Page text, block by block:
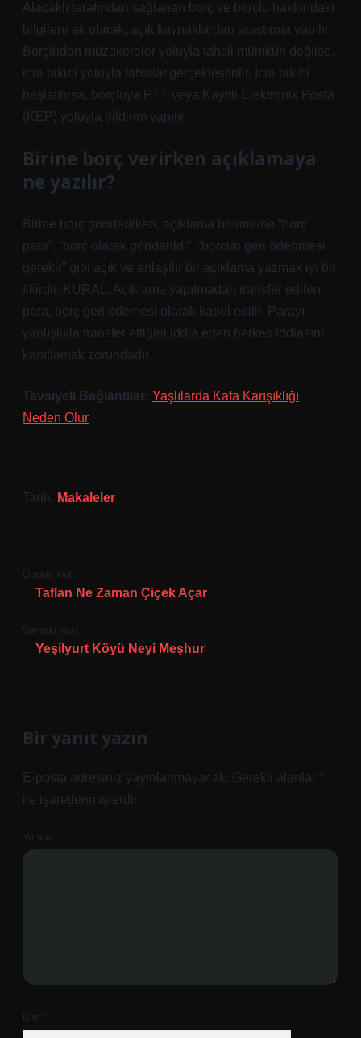
Alacaklı tarafından sağlanan borç ve borçlu hakkındaki
bilgilere ek olarak, açık kaynaklardan araştırma yapılır.
Borçludan müzakereler yoluyla tahsil mümkün değilse,
icra takibi yoluyla tahsilat gerçekleştirilir. İcra takibi
başlatılırsa, borçluya PTT veya Kayıtlı Elektronik Posta
(KEP) yoluyla bildirim yapılır.
Birine borç verirken açıklamaya
ne yazılır?
Birine borç gönderirken, açıklama bölümüne “borç
para”, “borç olarak gönderildi”, “borcun geri ödenmesi
gerekir” gibi açık ve anlaşılır bir açıklama yazmak iyi bir
fikirdir. KURAL: Açıklama yapılmadan transfer edilen
para, borç geri ödemesi olarak kabul edilir. Parayı
yanlışlıkla transfer ettiğini iddia eden herkes iddiasını
kanıtlamak zorundadır.
Tavsiyeli Bağlantılar: Yaşlılarda Kafa Karışıklığı
Neden Olur
Tarih: Makaleler
Önceki Yazı
Taflan Ne Zaman Çiçek Açar
Sonraki Yazı
Yeşilyurt Köyü Neyi Meşhur
Bir yanıt yazın
E-posta adresiniz yayınlanmayacak. Gerekli alanlar *
ile işaretlenmişlerdir
Yorum
İsim*